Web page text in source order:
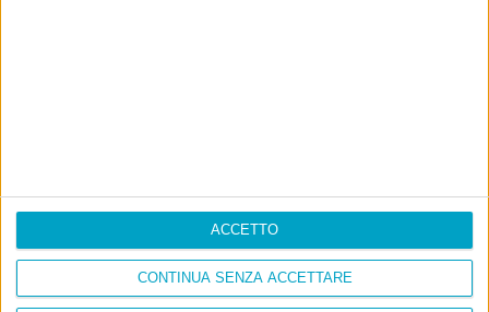
CONTINUA SENZA ACCETTARE
ACCETTO
Info